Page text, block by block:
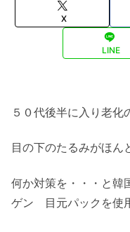
X
LINE
５０代後半に入り老化
目の下のたるみがほん
何か対策を・・・と
ゲン 目元パックを使